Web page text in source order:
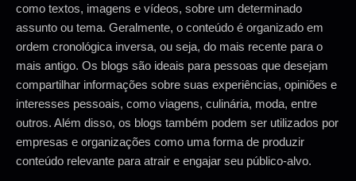
como textos, imagens e vídeos, sobre um determinado
assunto ou tema. Geralmente, o conteúdo é organizado em
ordem cronológica inversa, ou seja, do mais recente para o
mais antigo. Os blogs são ideais para pessoas que desejam
compartilhar informações sobre suas experiências, opiniões e
interesses pessoais, como viagens, culinária, moda, entre
outros. Além disso, os blogs também podem ser utilizados por
empresas e organizações como uma forma de produzir
conteúdo relevante para atrair e engajar seu público-alvo.